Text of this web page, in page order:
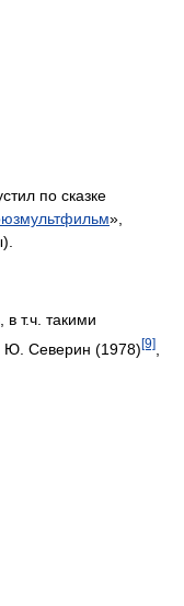
по сказке
»,
т.ч. такими
, Ю. Северин (1978)[9]